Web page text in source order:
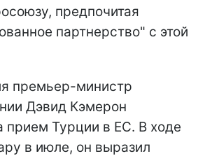
предпочитая
партнерство" с этой
премьер-министр
Дэвид Кэмерон
прием Турции в ЕС. В ходе
в июле, он выразил